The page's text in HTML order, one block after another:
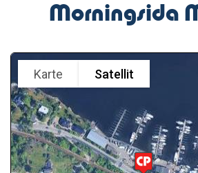
Morningsida